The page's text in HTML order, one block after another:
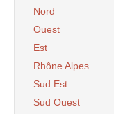
Nord
Ouest
Est
Rhône Alpes
Sud Est
Sud Ouest